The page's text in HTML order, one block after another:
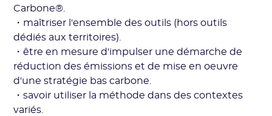
Carbone®.
・maîtriser l'ensemble des outils (hors outils
dédiés aux territoires).
・être en mesure d'impulser une démarche de
réduction des émissions et de mise en oeuvre
d'une stratégie bas carbone.
・savoir utiliser la méthode dans des contextes
variés.